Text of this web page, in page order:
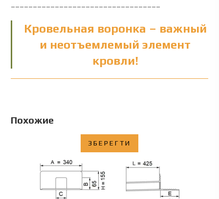
Кровельная воронка – важный
и неотъемлемый элемент
кровли!
Похожие
ЗБЕРЕГТИ